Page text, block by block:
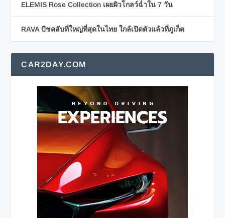
ELEMIS Rose Collection เผยผิวโกลว์ฉ่ำใน 7 วัน
RAVA บีชคลับที่ใหญ่ที่สุดในไทย ใกล้เปิดตัวแล้วที่ภูเก็ต
CAR2DAY.COM